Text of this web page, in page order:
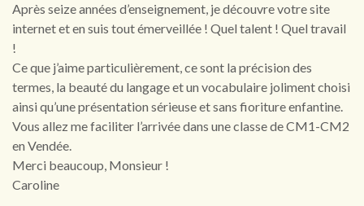
Après seize années d’enseignement, je découvre votre site
internet et en suis tout émerveillée ! Quel talent ! Quel travail
!
Ce que j’aime particulièrement, ce sont la précision des
termes, la beauté du langage et un vocabulaire joliment choisi
ainsi qu’une présentation sérieuse et sans fioriture enfantine.
Vous allez me faciliter l’arrivée dans une classe de CM1-CM2
en Vendée.
Merci beaucoup, Monsieur !
Caroline